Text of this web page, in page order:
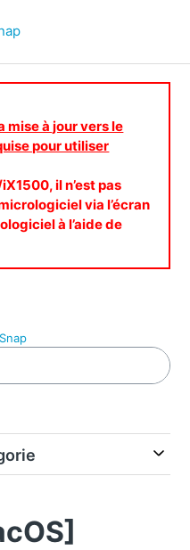
mise à jour vers le
pour utiliser
il n’est pas
via l’écran
à l’aide de